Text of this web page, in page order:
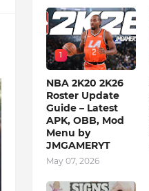
1
NBA 2K20 2K26
Roster Update
Guide – Latest
APK, OBB, Mod
Menu by
JMGAMERYT
May 07, 2026